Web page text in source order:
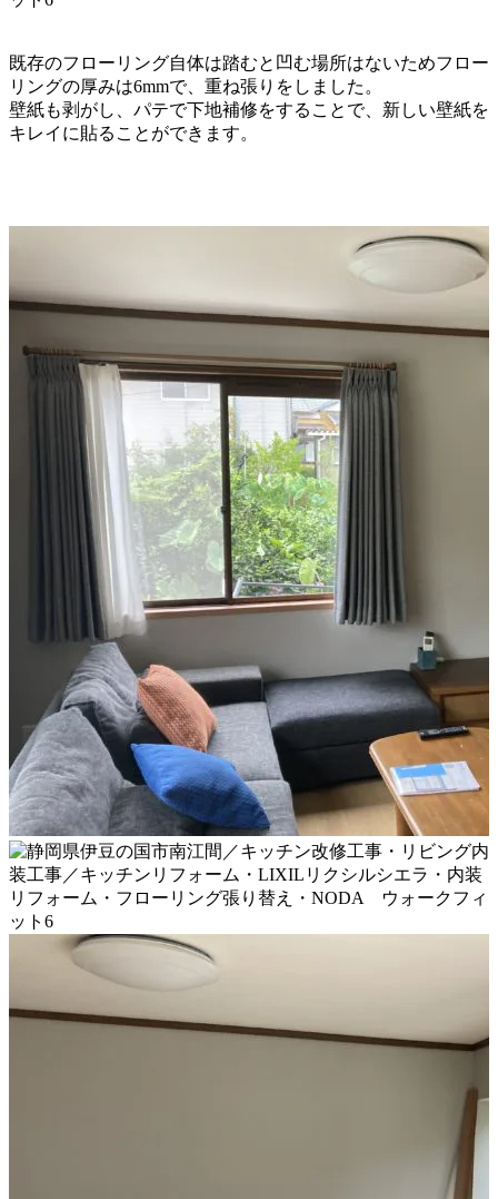
既存のフローリング自体は踏むと凹む場所はないためフロー
リングの厚みは6mmで、重ね張りをしました。
壁紙も剥がし、パテで下地補修をすることで、新しい壁紙を
キレイに貼ることができます。